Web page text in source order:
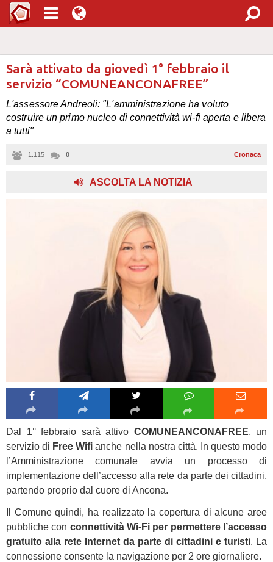
Sarà attivato da giovedì 1° febbraio il
servizio “COMUNEANCONAFREE”
L'assessore Andreoli: "L'amministrazione ha voluto
costruire un primo nucleo di connettività wi-fi aperta e libera
a tutti"
1.115 0 Cronaca
ASCOLTA LA NOTIZIA
Dal 1° febbraio sarà attivo COMUNEANCONAFREE, un
servizio di Free Wifi anche nella nostra città. In questo modo
l’Amministrazione comunale avvia un processo di
implementazione dell’accesso alla rete da parte dei cittadini,
partendo proprio dal cuore di Ancona.
Il Comune quindi, ha realizzato la copertura di alcune aree
pubbliche con connettività Wi-Fi per permettere l’accesso
gratuito alla rete Internet da parte di cittadini e turisti. La
connessione consente la navigazione per 2 ore giornaliere.